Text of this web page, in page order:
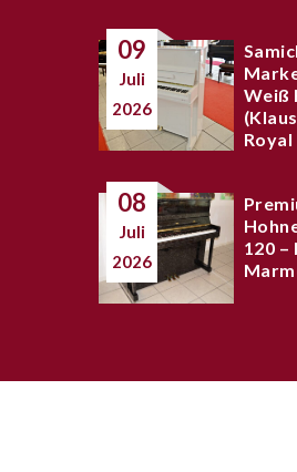
09
Juli
2026
Weiß
08
Juli
2026
120 –